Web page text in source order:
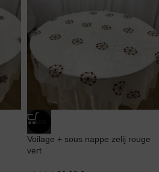
-16%
Voilage + sous nappe zelij rouge
vert